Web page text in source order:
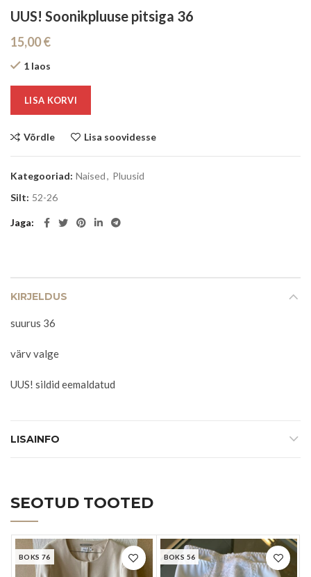
UUS! Soonikpluuse pitsiga 36
15,00€
1 laos
LISA KORVI
Võrdle Lisa soovidesse
Kategooriad: Naised, Pluusid
Silt: 52-26
Jaga
KIRJELDUS
suurus 36
värv valge
UUS! sildid eemaldatud
LISAINFO
SEOTUD TOOTED
BOKS 76 BOKS 56